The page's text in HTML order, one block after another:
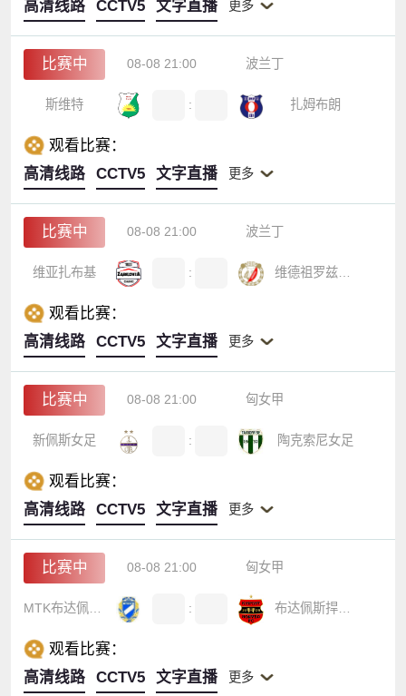
高清线路
CCTV5 文字直播 更多
比赛中 08-08 21:00 波兰丁
斯维特 : 扎姆布朗
观看比赛：
高清线路
CCTV5 文字直播 更多
比赛中 08-08 21:00 波兰丁
维亚扎布基 : 维德祖罗兹B队
观看比赛：
高清线路
CCTV5 文字直播 更多
比赛中 08-08 21:00 匈女甲
新佩斯女足 : 陶克索尼女足
观看比赛：
高清线路
CCTV5 文字直播 更多
比赛中 08-08 21:00 匈女甲
MTK布达佩斯女足 : 布达佩斯捍卫者女足
观看比赛：
高清线路
CCTV5 文字直播 更多